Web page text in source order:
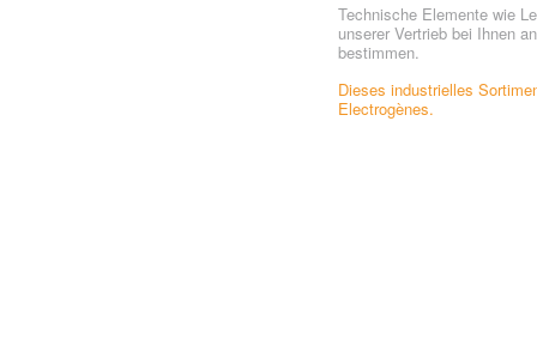
Technische Elemente wie
unserer Vertrieb bei Ihnen
bestimmen.
Dieses industrielles
Electrogènes.